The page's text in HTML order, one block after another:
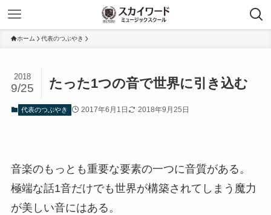
ホーム 代表のつぶやき
たった1つの音で世界に引き込む
2018
9/25
代表のつぶやき 2017年6月1日 2018年9月25日
音楽のもっとも重要な要素の一つに音質がある。
極端な話1音だけでも世界が構築されてしまう魔力
が美しい音にはある。